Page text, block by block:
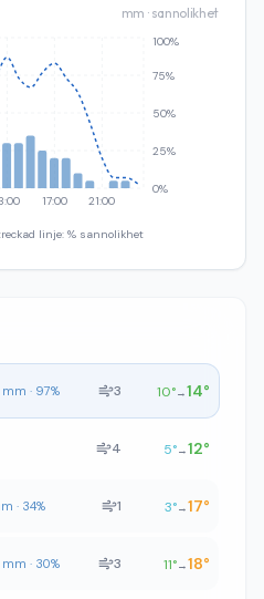
mm · sannolikhet
17:00 21:00
0%
25%
50%
75%
100%
linje: % sannolikhet
mm · 97% 3 10°→14°
4 5°→12°
· 34% 1 3°→17°
· 30% 3 11°→18°